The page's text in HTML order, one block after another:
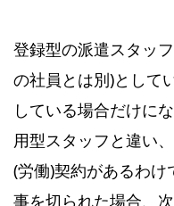
登録型の派遣スタッ
の社員とは別)として
している場合だけに
用型スタッフと違い
(労働)契約があるわ
事を切られた場合、